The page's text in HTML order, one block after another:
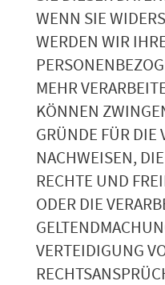
WENN SIE
WERDEN WIR
MEHR
KÖNNEN
GRÜNDE FÜR DIE
NACHWEISEN,
RECHTE UND
ODER DIE
VERTEIDIGUNG